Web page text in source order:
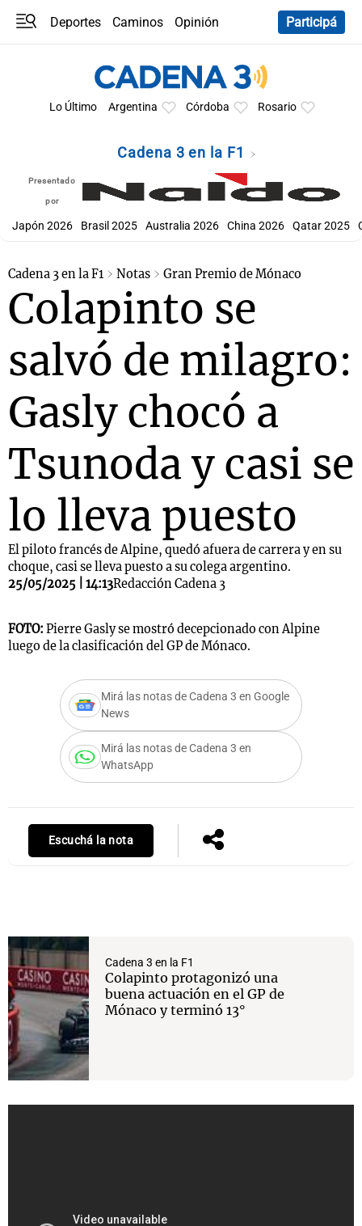
Deportes Caminos
Opinión
Participá
Lo Último Argentina Córdoba Rosario
Cadena 3 en la F1
Presentado
por
Japón 2026 Brasil 2025 Australia 2026 China 2026 Qatar 2025
Cadena 3 en la F1 Notas Gran Premio de Mónaco
Colapinto se
salvó de milagro:
Gasly chocó a
Tsunoda y casi se
lo lleva puesto
El piloto francés de Alpine, quedó afuera de carrera y en su
choque, casi se lleva puesto a su colega argentino.
25/05/2025 | 14:13Redacción Cadena 3
FOTO: Pierre Gasly se mostró decepcionado con Alpine
luego de la clasificación del GP de Mónaco.
Mirá las notas de Cadena 3 en Google
News
Mirá las notas de Cadena 3 en
WhatsApp
Escuchá la nota
Cadena 3 en la F1
Colapinto protagonizó una
buena actuación en el GP de
Mónaco y terminó 13°
Mundial 2026